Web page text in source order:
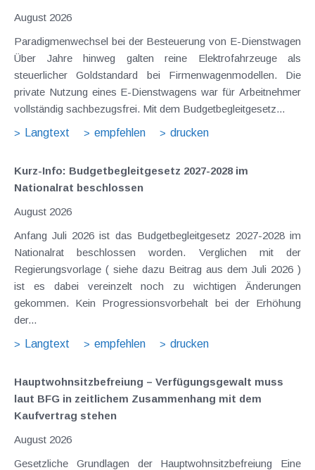
August 2026
Paradigmenwechsel bei der Besteuerung von E-Dienstwagen
Über Jahre hinweg galten reine Elektrofahrzeuge als
steuerlicher Goldstandard bei Firmenwagenmodellen. Die
private Nutzung eines E-Dienstwagens war für Arbeitnehmer
vollständig sachbezugsfrei. Mit dem Budgetbegleitgesetz...
Langtext
empfehlen drucken
Kurz-Info: Budgetbegleitgesetz 2027-2028 im
Nationalrat beschlossen
August 2026
Anfang Juli 2026 ist das Budgetbegleitgesetz 2027-2028 im
Nationalrat beschlossen worden. Verglichen mit der
Regierungsvorlage ( siehe dazu Beitrag aus dem Juli 2026 )
ist es dabei vereinzelt noch zu wichtigen Änderungen
gekommen. Kein Progressionsvorbehalt bei der Erhöhung
der...
Langtext
empfehlen drucken
Hauptwohnsitz​­befreiung – Verfügungsgewalt muss
laut BFG in zeitlichem Zusammenhang mit dem
Kaufvertrag stehen
August 2026
Gesetzliche Grundlagen der Hauptwohnsitzbefreiung Eine